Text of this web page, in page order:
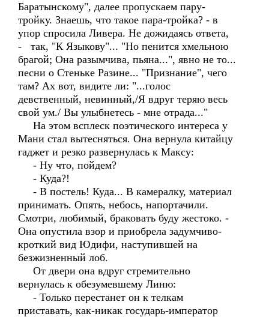
Баратынскому", далее пропускаем пару-
тройку. Знаешь, что такое пара-тройка? - в
упор спросила Ливера. Не дожидаясь ответа,
- так, "К Языкову"... "Но пенится хмельною
брагой; Она разымчива, пьяна...", явно не то...
песни о Стеньке Разине... "Признание", чего
там? Ах вот, видите ли: "...голос
девственный, невинный,/Я вдруг теряю весь
свой ум./ Вы улыбнетесь - мне отрада..."
На этом всплеск поэтического интереса у
Мани стал вытесняться. Она вернула китайцу
гаджет и резко развернулась к Максу:
- Ну что, пойдем?
- Куда?!
- В постель! Куда... В камералку, материал
принимать. Опять, небось, напортачили.
Смотри, любимый, браковать буду жестоко. -
Она опустила взор и приобрела задумчиво-
кроткий вид Юдифи, наступившей на
безжизненный лоб.
От двери она вдруг стремительно
вернулась к обезумевшему Линю:
- Только перестанет он к телкам
приставать, как-никак государь-император